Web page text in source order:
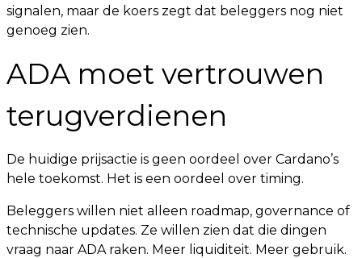
signalen, maar de koers zegt dat beleggers nog niet
genoeg zien.
ADA moet vertrouwen
terugverdienen
De huidige prijsactie is geen oordeel over Cardano’s
hele toekomst. Het is een oordeel over timing.
Beleggers willen niet alleen roadmap, governance of
technische updates. Ze willen zien dat die dingen
vraag naar ADA raken. Meer liquiditeit. Meer gebruik.